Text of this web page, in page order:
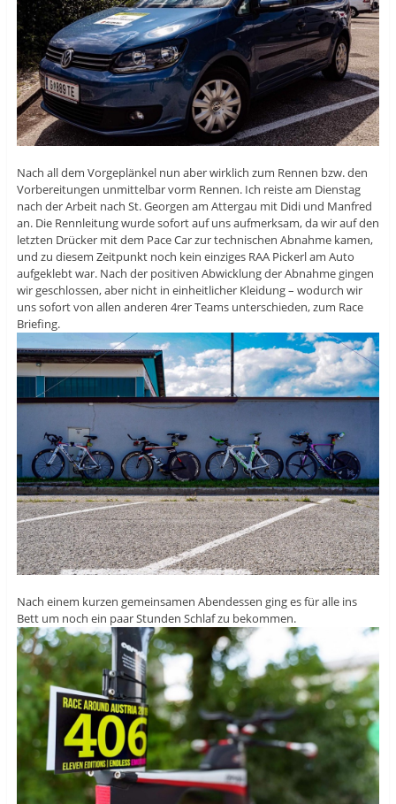
Nach all dem Vorgeplänkel nun aber wirklich zum Rennen bzw. den
Vorbereitungen unmittelbar vorm Rennen. Ich reiste am Dienstag
nach der Arbeit nach St. Georgen am Attergau mit Didi und Manfred
an. Die Rennleitung wurde sofort auf uns aufmerksam, da wir auf den
letzten Drücker mit dem Pace Car zur technischen Abnahme kamen,
und zu diesem Zeitpunkt noch kein einziges RAA Pickerl am Auto
aufgeklebt war. Nach der positiven Abwicklung der Abnahme gingen
wir geschlossen, aber nicht in einheitlicher Kleidung – wodurch wir
uns sofort von allen anderen 4rer Teams unterschieden, zum Race
Briefing.
Nach einem kurzen gemeinsamen Abendessen ging es für alle ins
Bett um noch ein paar Stunden Schlaf zu bekommen.